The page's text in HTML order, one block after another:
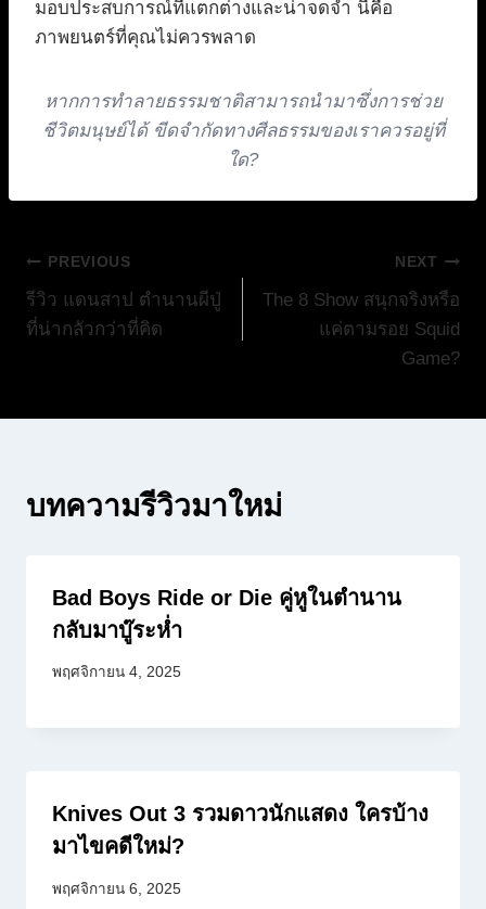
มอบประสบการณ์ที่แตกต่างและน่าจดจำ นี่คือ
ภาพยนตร์ที่คุณไม่ควรพลาด
หากการทำลายธรรมชาติสามารถนำมาซึ่งการช่วย
ชีวิตมนุษย์ได้ ขีดจำกัดทางศีลธรรมของเราควรอยู่ที่
ใด?
แนะแนว
เรื่อง
PREVIOUS
รีวิว แดนสาป ตำนานผีปู่
ที่น่ากลัวกว่าที่คิด
NEXT
The 8 Show สนุกจริงหรือ
แค่ตามรอย Squid
Game?
บทความรีวิวมาใหม่
Bad Boys Ride or Die คู่หูในตำนาน
กลับมาบู๊ระห่ำ
พฤศจิกายน 4, 2025
Knives Out 3 รวมดาวนักแสดง ใครบ้าง
มาไขคดีใหม่?
พฤศจิกายน 6, 2025